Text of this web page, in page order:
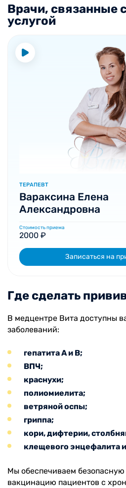
Врачи, связанные
услугой
ТЕРАПЕВТ
Вараксина Елена
Александровна
Стоимость приема
2000 ₽
Записаться на
Где сделать
В медцентре Вита доступны
заболеваний:
гепатита А и В;
ВПЧ;
краснухи;
полиомиелита;
ветряной оспы;
гриппа;
кори, дифтерии,
клещевого энцефалита
Мы обеспечиваем
вакцинацию пациентов с